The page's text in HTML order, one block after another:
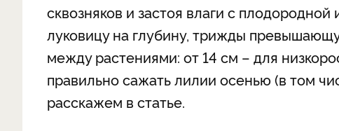
сквозняков и застоя влаги с
луковицу на глубину, трижды
между растениями: от 14 см – для
правильно сажать лилии осенью (в том
расскажем в статье.